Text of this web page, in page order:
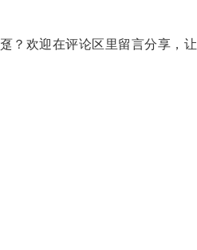
？欢迎在评论区里留言分享，让